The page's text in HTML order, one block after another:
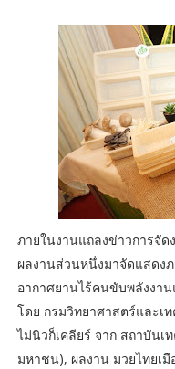
ภายในงานแถลงข่าวการจั
ผลงานส่วนหนึ่งมาจัดแสดง
อากาศยานไร้คนขับพลังงา
โดย กรมวิทยาศาสตร์และเ
ไม่นิวก็เคลียร์ จาก สถาบันเ
มหาชน), ผลงาน มวยไทยเ